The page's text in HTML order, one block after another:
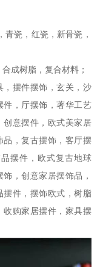
瓷，红瓷，新骨瓷，
成树脂，复合材料；
，摆件摆饰，玄关，沙
件，厅摆饰，著华工艺
创意摆件，欧式美家居
品，复古摆饰，客厅摆
摆件，欧式复古地球
，创意家居摆饰品，
摆件，摆饰欧式，树脂
收购家居摆件，家具摆